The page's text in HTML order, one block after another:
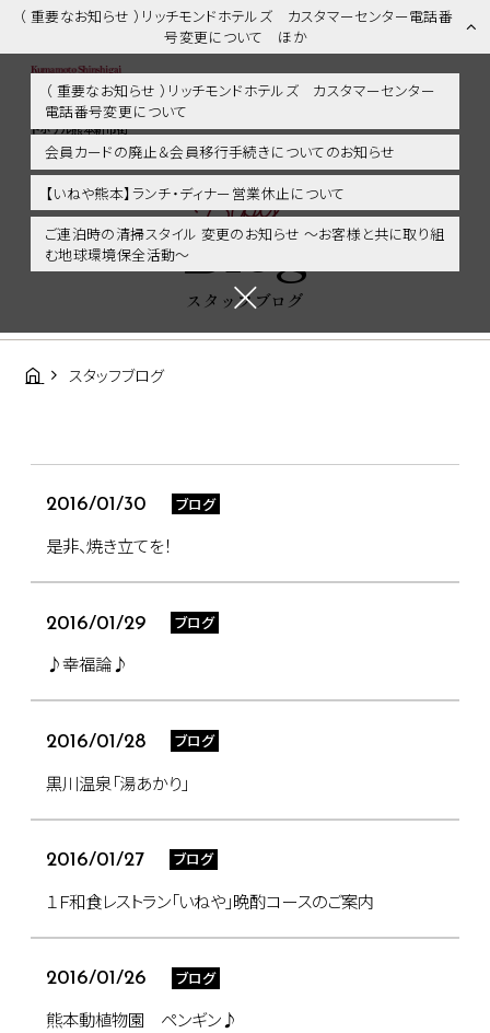
（ 重要なお知らせ ）リッチモンドホテルズ カスタマーセンター電話番
号変更について ほか
（ 重要なお知らせ ）リッチモンドホテルズ カスタマーセンター
電話番号変更について
会員カードの廃止＆会員移行手続きについてのお知らせ
【いねや熊本】ランチ・ディナー営業休止について
ご連泊時の清掃スタイル 変更のお知らせ ～お客様と共に取り組
む地球環境保全活動～
スタッフブログ | 熊本市内・新市街・熊本城に好アクセス！リッチモン
ドホテル熊本新市街
Blog
Blog
スタッフブログ
スタッフブログ
2016/01/30 ブログ
是非、焼き立てを！
2016/01/29 ブログ
♪幸福論♪
2016/01/28 ブログ
黒川温泉「湯あかり」
2016/01/27 ブログ
１Ｆ和食レストラン「いねや」晩酌コースのご案内
2016/01/26 ブログ
熊本動植物園 ペンギン♪